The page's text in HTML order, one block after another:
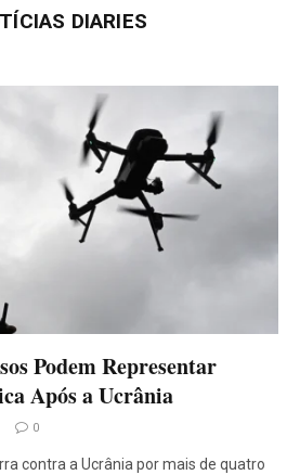
DIARIES
Podem Representar
Após a Ucrânia
0
contra a Ucrânia por mais de quatro